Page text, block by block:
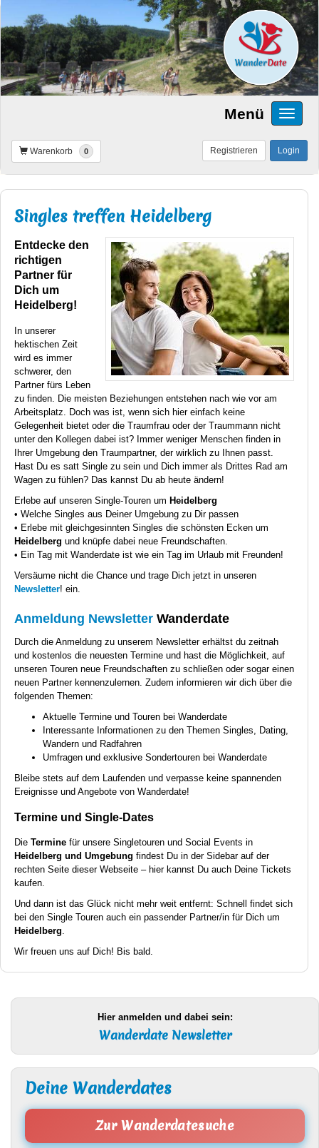
Menü
Warenkorb 0 Login
Registrieren
Singles treffen Heidelberg
Entdecke den
richtigen
Partner für
Dich um
Heidelberg!
In unserer
hektischen Zeit
wird es immer
schwerer, den
Partner fürs Leben
zu finden. Die meisten Beziehungen entstehen nach wie vor am
Arbeitsplatz. Doch was ist, wenn sich hier einfach keine
Gelegenheit bietet oder die Traumfrau oder der Traummann nicht
unter den Kollegen dabei ist? Immer weniger Menschen finden in
Ihrer Umgebung den Traumpartner, der wirklich zu Ihnen passt.
Hast Du es satt Single zu sein und Dich immer als Drittes Rad am
Wagen zu fühlen? Das kannst Du ab heute ändern!
Erlebe auf unseren Single-Touren um Heidelberg
• Welche Singles aus Deiner Umgebung zu Dir passen
• Erlebe mit gleichgesinnten Singles die schönsten Ecken um
Heidelberg und knüpfe dabei neue Freundschaften.
• Ein Tag mit Wanderdate ist wie ein Tag im Urlaub mit Freunden!
Versäume nicht die Chance und trage Dich jetzt in unseren
Newsletter! ein.
Anmeldung Newsletter Wanderdate
Durch die Anmeldung zu unserem Newsletter erhältst du zeitnah
und kostenlos die neuesten Termine und hast die Möglichkeit, auf
unseren Touren neue Freundschaften zu schließen oder sogar einen
neuen Partner kennenzulernen. Zudem informieren wir dich über die
folgenden Themen:
Aktuelle Termine und Touren bei Wanderdate
Interessante Informationen zu den Themen Singles, Dating,
Wandern und Radfahren
Umfragen und exklusive Sondertouren bei Wanderdate
Bleibe stets auf dem Laufenden und verpasse keine spannenden
Ereignisse und Angebote von Wanderdate!
Termine und Single-Dates
Die Termine für unsere Singletouren und Social Events in
Heidelberg und Umgebung findest Du in der Sidebar auf der
rechten Seite dieser Webseite – hier kannst Du auch Deine Tickets
kaufen.
Und dann ist das Glück nicht mehr weit entfernt: Schnell findet sich
bei den Single Touren auch ein passender Partner/in für Dich um
Heidelberg.
Wir freuen uns auf Dich! Bis bald.
Hier anmelden und dabei sein:
Wanderdate Newsletter
Deine Wanderdates
Zur Wanderdatesuche